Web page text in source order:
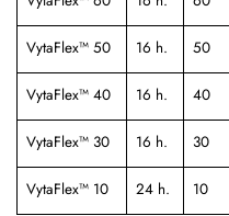
VytaFlex™ 50
16 h. 50
VytaFlex™ 40
16 h. 40
VytaFlex™ 30
16 h. 30
VytaFlex™ 10
24 h. 10